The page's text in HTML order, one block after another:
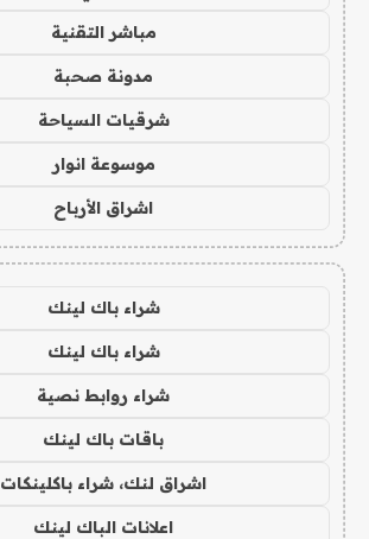
مباشر التقنية
مدونة صحبة
شرقيات السياحة
موسوعة انوار
اشراق الأرباح
شراء باك لينك
شراء باك لينك
شراء روابط نصية
باقات باك لينك
اشراق لنك، شراء باكلينكات
اعلانات الباك لينك